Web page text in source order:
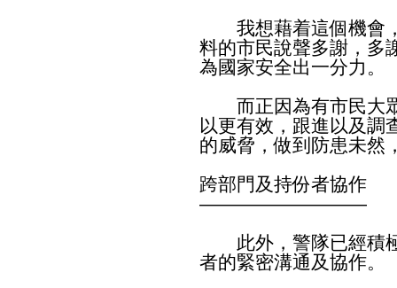
我想藉着這個機會，
料的市民說聲多謝，多
為國家安全出一分力。
而正因為有市民大眾
以更有效，跟進以及調
的威脅，做到防患未然
跨部門及持份者協作
—————————
此外，警隊已經積極
者的緊密溝通及協作。